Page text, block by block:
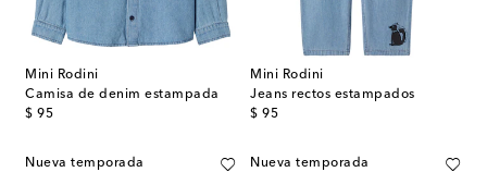
Mini Rodini
Camisa de denim estampada
$ 95
original price
Mini Rodini
Jeans rectos estampados
$ 95
original price
Nueva temporada Nueva temporada